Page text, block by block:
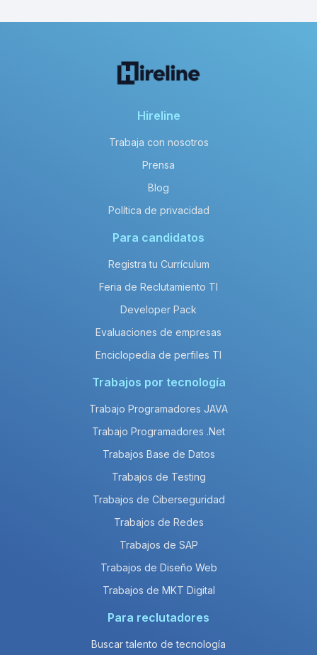
Hireline
Trabaja con nosotros
Prensa
Blog
Política de privacidad
Para candidatos
Registra tu Currículum
Feria de Reclutamiento TI
Developer Pack
Evaluaciones de empresas
Enciclopedia de perfiles TI
Trabajos por tecnología
Trabajo Programadores JAVA
Trabajo Programadores .Net
Trabajos Base de Datos
Trabajos de Testing
Trabajos de Ciberseguridad
Trabajos de Redes
Trabajos de SAP
Trabajos de Diseño Web
Trabajos de MKT Digital
Para reclutadores
Buscar talento de tecnología